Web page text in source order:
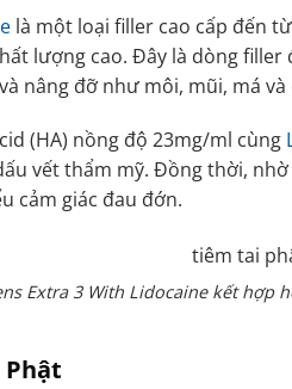
là một loại filler cao cấp đến
lượng cao. Đây là dòng
nâng đỡ như môi, mũi, má và
(HA) nồng độ 23mg/ml cùng
vết thẩm mỹ. Đồng thời,
cảm giác đau đớn.
Extra 3 With Lidocaine kết hợp
Phật